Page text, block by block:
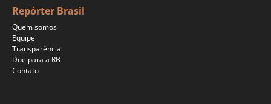
Repórter Brasil
Quem somos
Equipe
Transparência
Doe para a RB
Contato